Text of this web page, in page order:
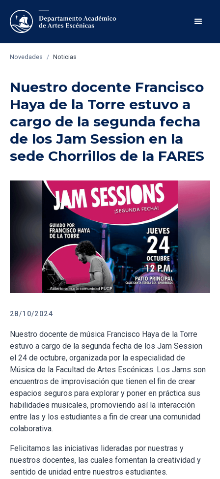
Novedades / Noticias
Nuestro docente Francisco
Haya de la Torre estuvo a
cargo de la segunda fecha
de los Jam Session en la
sede Chorrillos de la FARES
28/10/2024
Nuestro docente de música Francisco Haya de la Torre
estuvo a cargo de la segunda fecha de los Jam Session
el 24 de octubre, organizada por la especialidad de
Música de la Facultad de Artes Escénicas. Los Jams son
encuentros de improvisación que tienen el fin de crear
espacios seguros para explorar y poner en práctica sus
habilidades musicales, promoviendo así la interacción
entre las y los estudiantes a fin de crear una comunidad
colaborativa.
Felicitamos las iniciativas lideradas por nuestras y
nuestros docentes, las cuales fomentan la creatividad y
sentido de unidad entre nuestros estudiantes.